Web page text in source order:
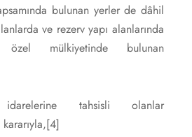
bulunan yerler de dâhil
ve rezerv yapı alanlarında
mülkiyetinde bulunan
tahsisli olanlar
[4]